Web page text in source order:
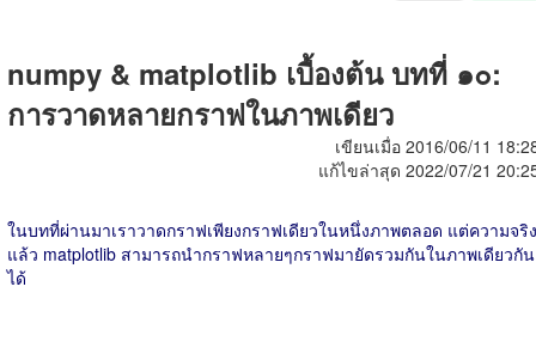
numpy & matplotlib เบื้องต้น บทที่ ๑๐:
การวาดหลายกราฟในภาพเดียว
เขียนเมื่อ 2016/06/11
แก้ไขล่าสุด 2022/07/21
ในบทที่ผ่านมาเราวาดกราฟเพียงกราฟเดียวในหนึ่งภาพตลอด แต่ความจริง
แล้ว matplotlib สามารถนำกราฟหลายๆกราฟมายัดรวมกันในภาพเดียวกัน
ได้